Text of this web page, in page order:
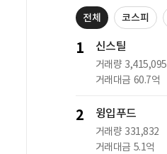
전체 코스피
1 신스틸
거래량 3,415,095
거래대금 60.7억
2 윙입푸드
거래량 331,832
거래대금 5.1억